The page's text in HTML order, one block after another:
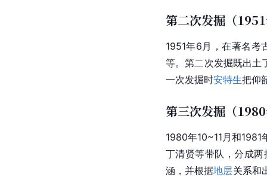
第二次发掘（
1951年6月，在著名考
等。第二次发掘既出土
一次发掘时安特生把仰
第三次发掘（
1980年10~11月和
丁清贤等带队，分成
涵，并根据地层关系和